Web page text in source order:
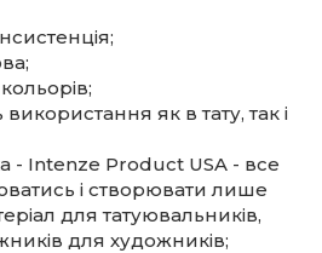
використання як в тату, так і
- Intenze Product USA - все
і створювати лише
для татуювальників,
для художників;